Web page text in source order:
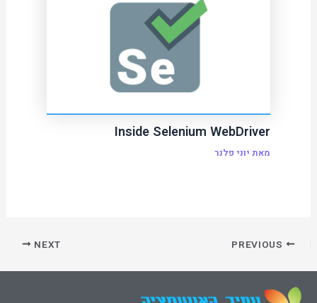
Inside Selenium WebDriver
מאת יוני פלנר
NEXT